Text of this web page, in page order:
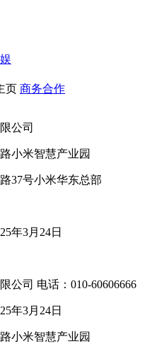
页 商务合作
公司
小米智慧产业园
37号小米华东总部
年3月24日
公司 电话：010-60606666
年3月24日
小米智慧产业园